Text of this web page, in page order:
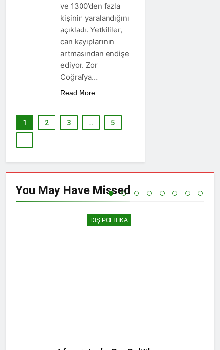
ve 1300’den fazla
kişinin yaralandığını
açıkladı. Yetkililer,
can kayıplarının
artmasından endişe
ediyor. Zor
Coğrafya…
Read More
1 2 3 … 5
You May Have Missed
DIŞ POLİTİKA